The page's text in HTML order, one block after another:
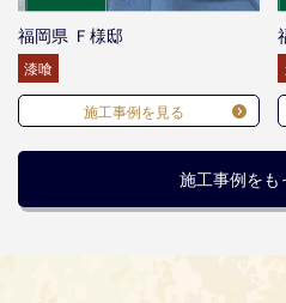
福岡県 Ｆ様邸
漆喰
施工事例を見る
施工事例をも